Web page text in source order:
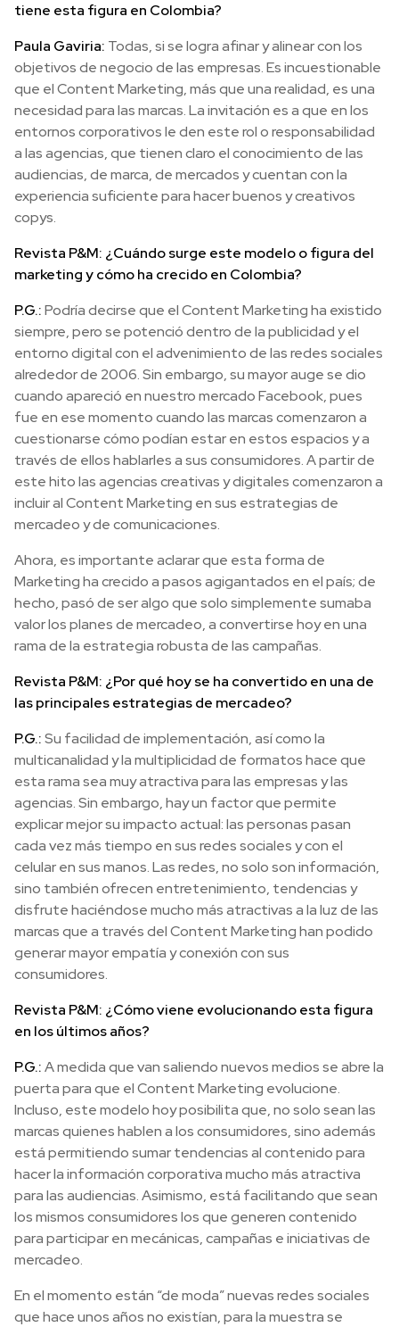
tiene esta figura en Colombia?
Paula Gaviria: Todas, si se logra afinar y alinear con los
objetivos de negocio de las empresas. Es incuestionable
que el Content Marketing, más que una realidad, es una
necesidad para las marcas. La invitación es a que en los
entornos corporativos le den este rol o responsabilidad
a las agencias, que tienen claro el conocimiento de las
audiencias, de marca, de mercados y cuentan con la
experiencia suficiente para hacer buenos y creativos
copys.
Revista P&M: ¿Cuándo surge este modelo o figura del
marketing y cómo ha crecido en Colombia?
P.G.:Podría decirse que el Content Marketing ha existido
siempre, pero se potenció dentro de la publicidad y el
entorno digital con el advenimiento de las redes sociales
alrededor de 2006. Sin embargo, su mayor auge se dio
cuando apareció en nuestro mercado Facebook, pues
fue en ese momento cuando las marcas comenzaron a
cuestionarse cómo podían estar en estos espacios y a
través de ellos hablarles a sus consumidores. A partir de
este hito las agencias creativas y digitales comenzaron a
incluir al Content Marketing en sus estrategias de
mercadeo y de comunicaciones.
Ahora, es importante aclarar que esta forma de
Marketing ha crecido a pasos agigantados en el país; de
hecho, pasó de ser algo que solo simplemente sumaba
valor los planes de mercadeo, a convertirse hoy en una
rama de la estrategia robusta de las campañas.
Revista P&M: ¿Por qué hoy se ha convertido en una de
las principales estrategias de mercadeo?
P.G.:Su facilidad de implementación, así como la
multicanalidad y la multiplicidad de formatos hace que
esta rama sea muy atractiva para las empresas y las
agencias. Sin embargo, hay un factor que permite
explicar mejor su impacto actual: las personas pasan
cada vez más tiempo en sus redes sociales y con el
celular en sus manos. Las redes, no solo son información,
sino también ofrecen entretenimiento, tendencias y
disfrute haciéndose mucho más atractivas a la luz de las
marcas que a través del Content Marketing han podido
generar mayor empatía y conexión con sus
consumidores.
Revista P&M: ¿Cómo viene evolucionando esta figura
en los últimos años?
P.G.:A medida que van saliendo nuevos medios se abre la
puerta para que el Content Marketing evolucione.
Incluso, este modelo hoy posibilita que, no solo sean las
marcas quienes hablen a los consumidores, sino además
está permitiendo sumar tendencias al contenido para
hacer la información corporativa mucho más atractiva
para las audiencias. Asimismo, está facilitando que sean
los mismos consumidores los que generen contenido
para participar en mecánicas, campañas e iniciativas de
mercadeo.
En el momento están “de moda” nuevas redes sociales
que hace unos años no existían, para la muestra se